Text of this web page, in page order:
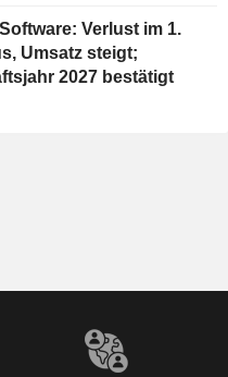
Verlust im 1.
Umsatz steigt;
2027 bestätigt